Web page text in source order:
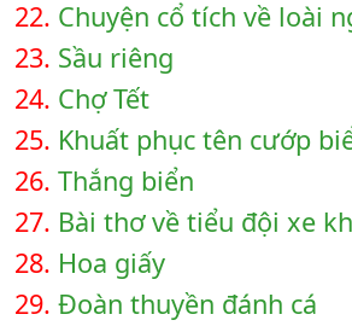
22. Chuyện cổ tích về loài
23. Sầu riêng
24. Chợ Tết
25. Khuất phục tên cướp
26. Thắng biển
27. Bài thơ về tiểu đội xe
28. Hoa giấy
29. Đoàn thuyền đánh cá